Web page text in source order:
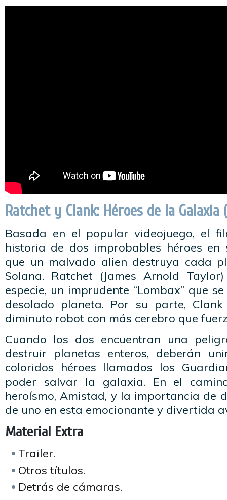
Ratchet y Clank: Héroes de la Galaxia
Basada en el popular videojuego, el
historia de dos improbables héroes
que un malvado alien destruya cada
Solana. Ratchet (James Arnold
especie, un imprudente “Lombax” que
desolado planeta. Por su parte,
diminuto robot con más cerebro que
Cuando los dos encuentran una
destruir planetas enteros, deberán
coloridos héroes llamados los
poder salvar la galaxia. En el
heroísmo, Amistad, y la importancia de
de uno en esta emocionante y divertida
Material Extra
Trailer.
Otros títulos.
Detrás de cámaras.